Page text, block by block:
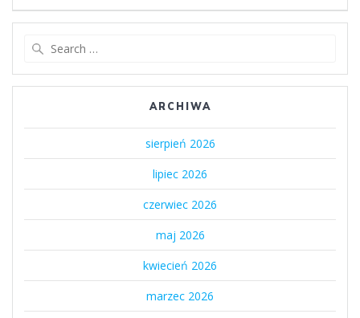
ARCHIWA
sierpień 2026
lipiec 2026
czerwiec 2026
maj 2026
kwiecień 2026
marzec 2026